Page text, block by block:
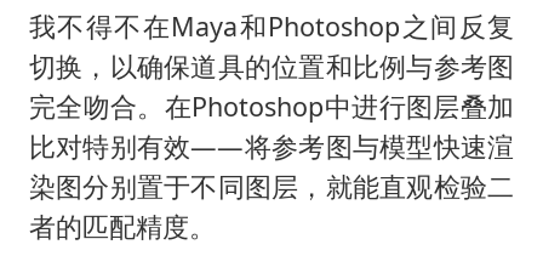
我不得不在Maya和Photoshop之间反复
切换，以确保道具的位置和比例与参考图
完全吻合。在Photoshop中进行图层叠加
比对特别有效——将参考图与模型快速渲
染图分别置于不同图层，就能直观检验二
者的匹配精度。